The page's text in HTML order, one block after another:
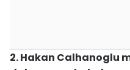
2. Hakan Calhanoglu